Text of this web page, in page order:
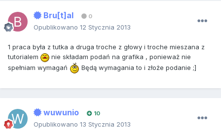
Bru[t]al 0
Opublikowano 12 Stycznia 2013
1 praca była z tutka a druga troche z głowy i troche mieszana z
tutorialem
nie składam podań na grafika , ponieważ nie
spełniam wymagań
Będą wymagania to i złoże podanie ;]
wuwunio 10
Opublikowano 13 Stycznia 2013